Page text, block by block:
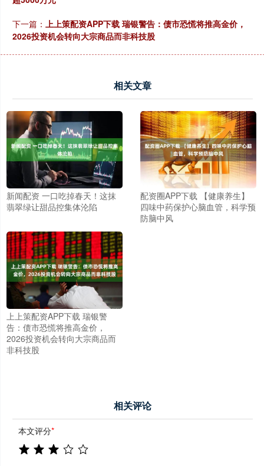
下一篇： 上上策配资APP下载 瑞银警告：债市恐慌将推高金价，
2026投资机会转向大宗商品而非科技股
相关文章
新闻配资 一口吃掉春天！这抹
翡翠绿让甜品控集体沦陷
配资圈APP下载 【健康养生】
四味中药保护心脑血管，科学预
防脑中风
上上策配资APP下载 瑞银警
告：债市恐慌将推高金价，
2026投资机会转向大宗商品而
非科技股
相关评论
本文评分*